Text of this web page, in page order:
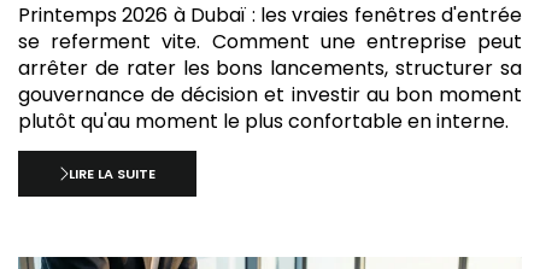
Printemps 2026 à Dubaï : les vraies fenêtres d'entrée
se referment vite. Comment une entreprise peut
arrêter de rater les bons lancements, structurer sa
gouvernance de décision et investir au bon moment
plutôt qu'au moment le plus confortable en interne.
LIRE LA SUITE